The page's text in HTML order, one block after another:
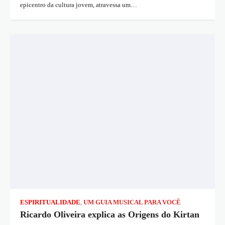
epicentro da cultura jovem, atravessa um…
ESPIRITUALIDADE UM GUIA MUSICAL PARA VOCÊ
Ricardo Oliveira explica as Origens do Kirtan